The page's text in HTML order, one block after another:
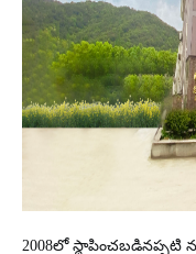
2008లో స్థాపించబడినప్పటి